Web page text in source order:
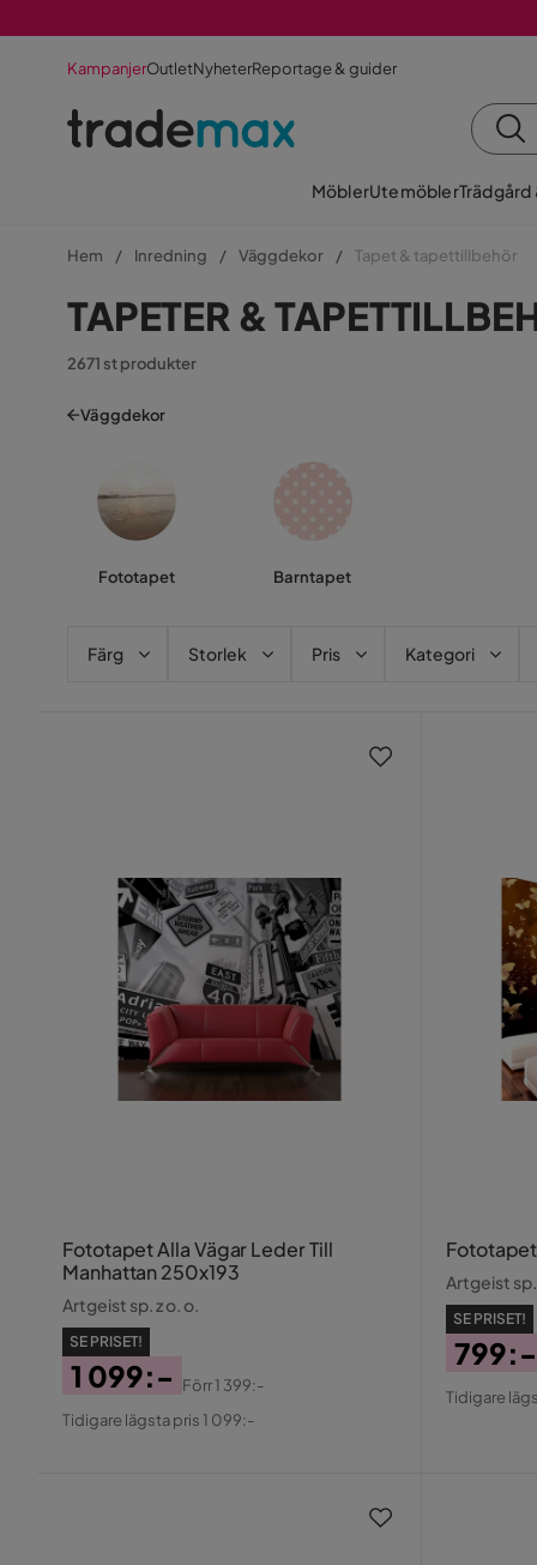
KampanjerOutletNyheterReportage & guider
MöblerUtemöblerTrädgård
Hem Inredning Väggdekor Tapet & tapettillbehör
TAPETER &
2671 st produkter
Väggdekor
Fototapet Barntapet
Färg Storlek Pris Kategori
Fototapet Alla Vägar Leder Till
Manhattan 250x193
Artgeist sp. z o. o.
SE PRISET!
Pris
1 099:-
Original
Förr1 399:-
Tidigare lägsta pris 1 099:-
Artgeist sp.
SE PRISET!
Pris
799:-
Tidigare